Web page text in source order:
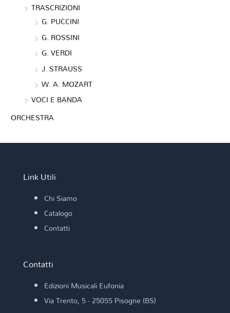
TRASCRIZIONI
G. PUCCINI
G. ROSSINI
G. VERDI
J. STRAUSS
W. A. MOZART
VOCI E BANDA
ORCHESTRA
Link Utili
Chi Siamo
Catalogo
Contatti
Contatti
Edizioni Musicali Eufonia
Via Trento, 5 - 25055 Pisogne (BS)